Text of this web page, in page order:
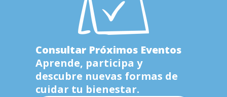
Consultar Próximos Eventos
Aprende, participa y
descubre nuevas formas de
cuidar tu bienestar.